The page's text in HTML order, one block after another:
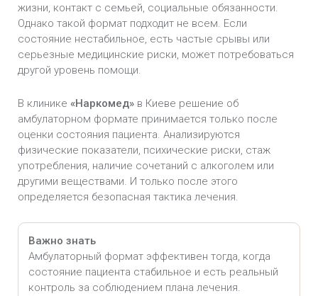
Снятие наркотической ломки
жизни, контакт с семьей, социальные обязанности.
Однако такой формат подходит не всем. Если
состояние нестабильное, есть частые срывы или
серьезные медицинские риски, может потребоваться
другой уровень помощи.
В клинике «Наркомед» в Киеве решение об
амбулаторном формате принимается только после
оценки состояния пациента. Анализируются
физические показатели, психические риски, стаж
употребления, наличие сочетаний с алкоголем или
другими веществами. И только после этого
определяется безопасная тактика лечения.
Важно знать
Амбулаторный формат эффективен тогда, когда
состояние пациента стабильное и есть реальный
контроль за соблюдением плана лечения.